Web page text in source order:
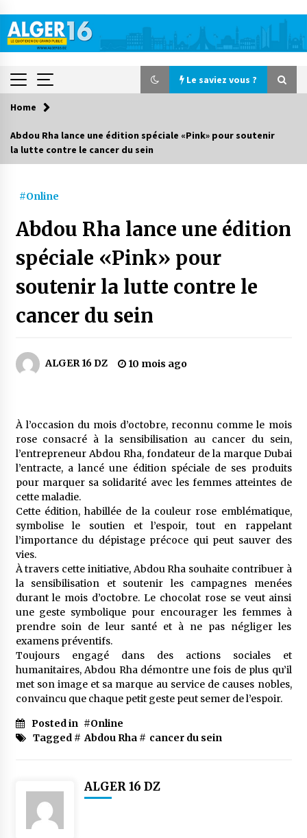
content
Le saviez vous ?
Le saviez vous ?
Début des camps d’été pour un deuxième
groupe d’enfants autistes
3 jours ago
Parking de la Promenade des Sablettes : Mis en
service de bornes automatiques
4 jours ago
ayants droit
officiels sur les réseaux sociaux
1 semaine ago
Droit de change : Le CPA lance une carte VISA
dédiée aux voyages à l’étranger
En service à partir du 1er août prochain :
Lancement de la plateforme numérique dédiée
2 semaines ago
Affaires religieuses : Ouverture des
candidatures au concours du Prix national du
meilleur prêche du vendredi
2 semaines ago
Droit à l’affiliation au régime national de
retraite : Coup d’envoi d’une campagne de
sensibilisation au profit de la communauté
nationale à l’étranger
2 semaines ago
Lancement d’une campagne nationale de
sensibilisation sur la lutte contre le travail
Première voiture de course conçue et
Home
Abdou Rha lance une édition spéciale «Pink» pour soutenir
la lutte contre le cancer du sein
#Online
Abdou Rha lance une édition
spéciale «Pink» pour
soutenir la lutte contre le
cancer du sein
ALGER 16 DZ 10 mois ago
À l’occasion du mois d’octobre, reconnu comme le mois
rose consacré à la sensibilisation au cancer du sein,
l’entrepreneur Abdou Rha, fondateur de la marque Dubai
l’entracte, a lancé une édition spéciale de ses produits
pour marquer sa solidarité avec les femmes atteintes de
cette maladie.
Cette édition, habillée de la couleur rose emblématique,
symbolise le soutien et l’espoir, tout en rappelant
l’importance du dépistage précoce qui peut sauver des
vies.
À travers cette initiative, Abdou Rha souhaite contribuer à
la sensibilisation et soutenir les campagnes menées
durant le mois d’octobre. Le chocolat rose se veut ainsi
une geste symbolique pour encourager les femmes à
prendre soin de leur santé et à ne pas négliger les
examens préventifs.
Toujours engagé dans des actions sociales et
humanitaires, Abdou Rha démontre une fois de plus qu’il
met son image et sa marque au service de causes nobles,
convaincu que chaque petit geste peut semer de l’espoir.
Posted in #Online
Tagged # Abdou Rha# cancer du sein
ALGER 16 DZ